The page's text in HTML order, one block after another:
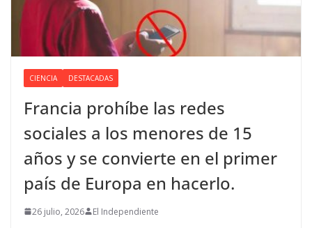
CIENCIA DESTACADAS
Francia prohíbe las redes
sociales a los menores de 15
años y se convierte en el primer
país de Europa en hacerlo.
26 julio, 2026 El Independiente